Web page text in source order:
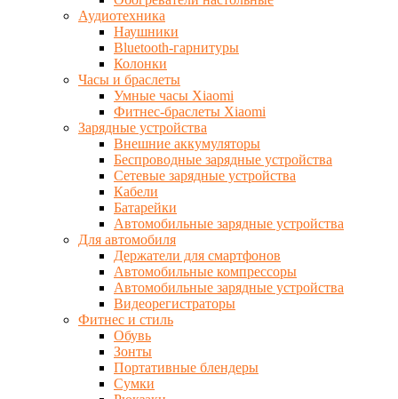
Аудиотехника
Наушники
Bluetooth-гарнитуры
Колонки
Часы и браслеты
Умные часы Xiaomi
Фитнес-браслеты Xiaomi
Зарядные устройства
Внешние аккумуляторы
Беспроводные зарядные устройства
Сетевые зарядные устройства
Кабели
Батарейки
Автомобильные зарядные устройства
Для автомобиля
Держатели для смартфонов
Автомобильные компрессоры
Автомобильные зарядные устройства
Видеорегистраторы
Фитнес и стиль
Обувь
Зонты
Портативные блендеры
Сумки